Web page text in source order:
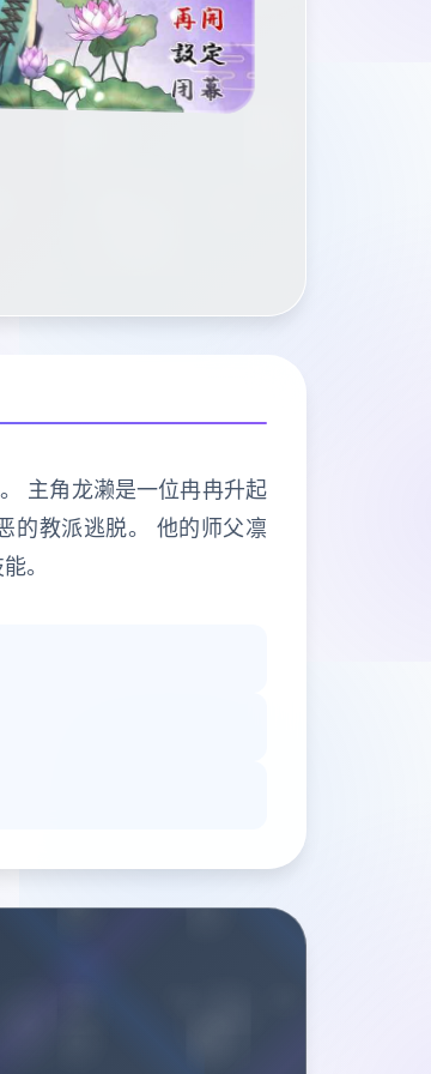
主角龙濑是一位冉冉升起
的教派逃脱。 他的师父凛
。